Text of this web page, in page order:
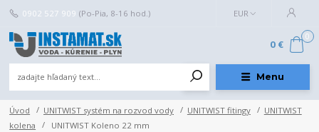
Menu
EUR
0902 527 909 (Po-Pia, 8-16 hod.)
0
0 €
Úvod UNITWIST systém na rozvod vody UNITWIST fitingy
UNITWIST
kolena
UNITWIST Koleno 22 mm